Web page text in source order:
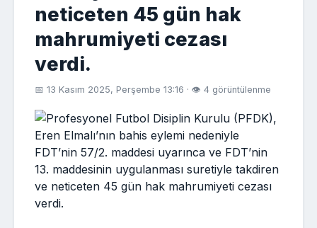
neticeten 45 gün hak
mahrumiyeti cezası
verdi.
📅 13 Kasım 2025, Perşembe 13:16 · 👁 4 görüntülenme